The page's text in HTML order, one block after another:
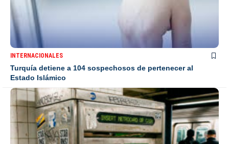
INTERNACIONALES
Turquía detiene a 104 sospechosos de pertenecer al
Estado Islámico